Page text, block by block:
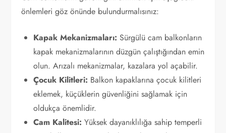
önlemleri göz önünde bulundurmalısınız:
Kapak Mekanizmaları: Sürgülü cam balkonların
kapak mekanizmalarının düzgün çalıştığından emin
olun. Arızalı mekanizmalar, kazalara yol açabilir.
Çocuk Kilitleri: Balkon kapaklarına çocuk kilitleri
eklemek, küçüklerin güvenliğini sağlamak için
oldukça önemlidir.
Cam Kalitesi: Yüksek dayanıklılığa sahip temperli